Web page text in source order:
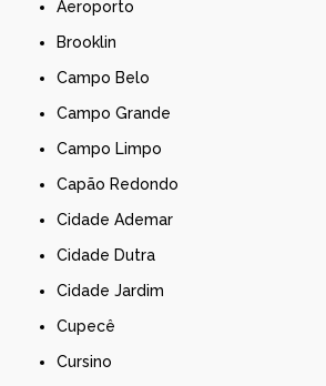
Aeroporto
Brooklin
Campo Belo
Campo Grande
Campo Limpo
Capão Redondo
Cidade Ademar
Cidade Dutra
Cidade Jardim
Cupecê
Cursino